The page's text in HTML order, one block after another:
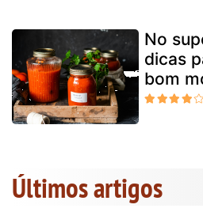
No
dicas
bom
Últimos artigos